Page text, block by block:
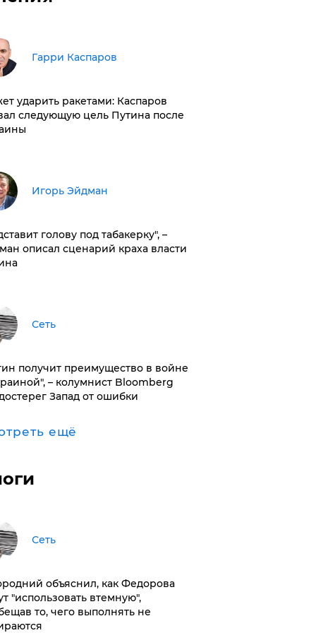
Гарри Каспаров
ударить ракетами: Каспаров
следующую цель Путина после
Игорь Эйдман
голову под табакерку", –
описал сценарий краха власти
Сеть
получит преимущество в войне
– колумнист Bloomberg
Запад от ошибки
ещё
Сеть
объяснил, как Федорова
"использовать втемную",
то, чего выполнять не